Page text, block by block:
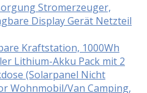
Stromerzeuger,
Display Gerät Netzteil
Kraftstation, 1000Wh
Lithium-Akku Pack mit 2
(Solarpanel Nicht
Wohnmobil/Van Camping,